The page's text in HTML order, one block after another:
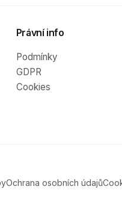
Právní info
Podmínky
GDPR
Cookies
Ochrana osobních údajů